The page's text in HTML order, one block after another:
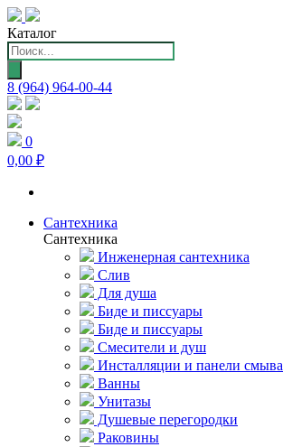
Каталог
Поиск
товаров
8 (964) 964-00-44
0
0,00 ₽
Сантехника
Сантехника
Инженерная сантехника
Слив
Для душа
Биде и писсуары
Биде и писсуары
Смесители и душ
Инсталляции и панели смыва
Ванны
Унитазы
Душевые перегородки
Раковины